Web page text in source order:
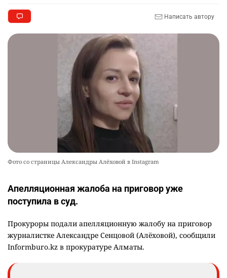
Написать автору
Фото со страницы Александры Алёховой в Instagram
Апелляционная жалоба на приговор уже
поступила в суд.
Прокуроры подали апелляционную жалобу на приговор
журналистке Александре Сенцовой (Алёховой), сообщили
Informburo.kz в прокуратуре Алматы.